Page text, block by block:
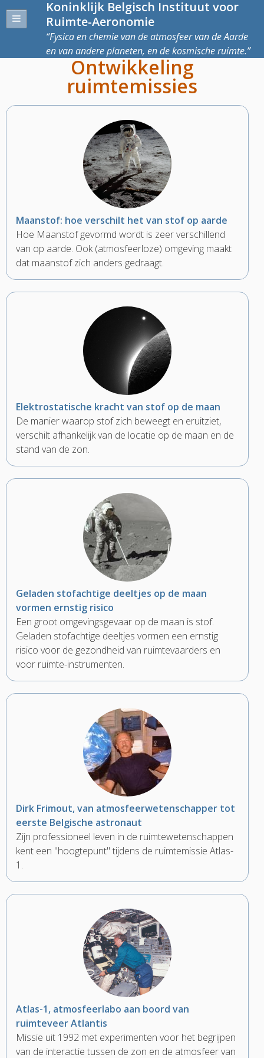
Koninklijk Belgisch Instituut voor
Ruimte-Aeronomie
Fysica en chemie van de atmosfeer van de Aarde
en van andere planeten, en de kosmische ruimte.
Ontwikkeling
ruimtemissies
Maanstof: hoe verschilt het van stof op aarde
Hoe Maanstof gevormd wordt is zeer verschillend
van op aarde. Ook (atmosfeerloze) omgeving maakt
dat maanstof zich anders gedraagt.
Elektrostatische kracht van stof op de maan
De manier waarop stof zich beweegt en eruitziet,
verschilt afhankelijk van de locatie op de maan en de
stand van de zon.
Geladen stofachtige deeltjes op de maan
vormen ernstig risico
Een groot omgevingsgevaar op de maan is stof.
Geladen stofachtige deeltjes vormen een ernstig
risico voor de gezondheid van ruimtevaarders en
voor ruimte-instrumenten.
Dirk Frimout, van atmosfeerwetenschapper tot
eerste Belgische astronaut
Zijn professioneel leven in de ruimtewetenschappen
kent een "hoogtepunt" tijdens de ruimtemissie Atlas-
1.
Atlas-1, atmosfeerlabo aan boord van
ruimteveer Atlantis
Missie uit 1992 met experimenten voor het begrijpen
van de interactie tussen de zon en de atmosfeer van